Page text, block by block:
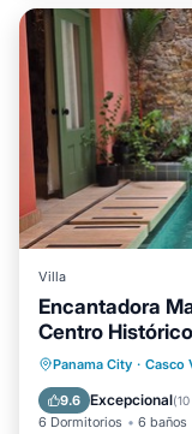
Villa
Encantadora
Centro
Panama City · Casco
9.6 Excepcional(
6 Dormitorios 6 baños
Piscina
Bañera de